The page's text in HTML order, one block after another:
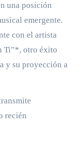
una posición
emergente.
con el artista
Ti”*, otro éxito
y su proyección a
recién